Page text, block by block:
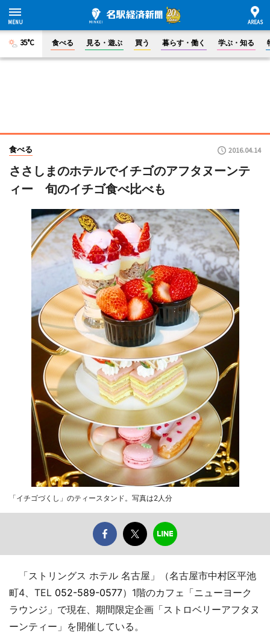
35°C 食べる 見る・遊ぶ 買う 暮らす・働く 学ぶ・知る
食べる 2016.04.14
ささしまのホテルでイチゴのアフタヌーンテ
ィー 旬のイチゴ食べ比べも
「イチゴづくし」のティースタンド。写真は2人分
「ストリングス ホテル 名古屋」（名古屋市中村区平池
町4、TEL 052-589-0577）1階のカフェ「ニューヨーク
ラウンジ」で現在、期間限定企画「ストロベリーアフタヌ
ーンティー」を開催している。